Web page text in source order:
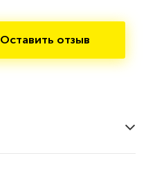
Оставить отзыв